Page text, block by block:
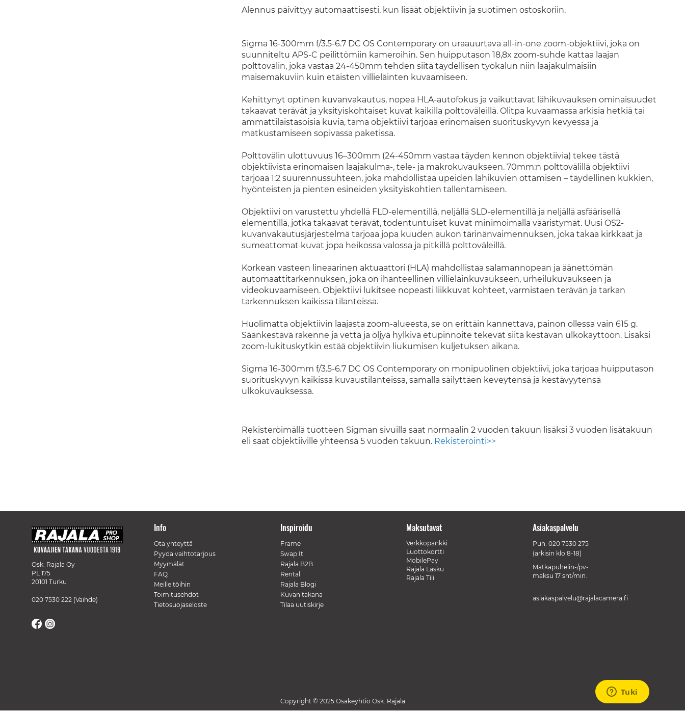
Alennus päivittyy automaattisesti, kun lisäät objektiivin ja suotimen ostoskoriin.
Sigma 16-300mm f/3.5-6.7 DC OS Contemporary on uraauurtava all-in-one zoom-objektiivi, joka on
suunniteltu APS-C peilittömiin kameroihin. Sen huipputason 18,8x zoom-suhde kattaa laajan
polttovälin, joka vastaa 24-450mm tehden siitä täydellisen työkalun niin laajakulmaisiin
maisemakuviin kuin etäisten villieläinten kuvaamiseen.
Kehittynyt optinen kuvanvakautus, nopea HLA-autofokus ja vaikuttavat lähikuvauksen ominaisuudet
takaavat terävät ja yksityiskohtaiset kuvat kaikilla polttoväleillä. Olitpa kuvaamassa arkisia hetkiä tai
ammattilaistasoisia kuvia, tämä objektiivi tarjoaa erinomaisen suorituskyvyn kevyessä ja
matkustamiseen sopivassa paketissa.
Polttovälin ulottuvuus 16–300mm (24-450mm vastaa täyden kennon objektiivia) tekee tästä
objektiivista erinomaisen laajakulma-, tele- ja makrokuvaukseen. 70mm:n polttovälillä objektiivi
tarjoaa 1:2 suurennussuhteen, joka mahdollistaa upeiden lähikuvien ottamisen – täydellinen kukkien,
hyönteisten ja pienten esineiden yksityiskohtien tallentamiseen.
Objektiivi on varustettu yhdellä FLD-elementillä, neljällä SLD-elementillä ja neljällä asfäärisellä
elementillä, jotka takaavat terävät, todentuntuiset kuvat minimoimalla vääristymät. Uusi OS2-
kuvanvakautusjärjestelmä tarjoaa jopa kuuden aukon tärinänvaimennuksen, joka takaa kirkkaat ja
sumeattomat kuvat jopa heikossa valossa ja pitkillä polttoväleillä.
Korkean vasteen lineaarinen aktuaattori (HLA) mahdollistaa salamannopean ja äänettömän
automaattitarkennuksen, joka on ihanteellinen villieläinkuvaukseen, urheilukuvaukseen ja
videokuvaamiseen. Objektiivi lukitsee nopeasti liikkuvat kohteet, varmistaen terävän ja tarkan
tarkennuksen kaikissa tilanteissa.
Huolimatta objektiivin laajasta zoom-alueesta, se on erittäin kannettava, painon ollessa vain 615 g.
Säänkestävä rakenne ja vettä ja öljyä hylkivä etupinnoite tekevät siitä kestävän ulkokäyttöön. Lisäksi
zoom-lukituskytkin estää objektiivin liukumisen kuljetuksen aikana.
Sigma 16-300mm f/3.5-6.7 DC OS Contemporary on monipuolinen objektiivi, joka tarjoaa huipputason
suorituskyvyn kaikissa kuvaustilanteissa, samalla säilyttäen keveytensä ja kestävyytensä
ulkokuvauksessa.
Rekisteröimällä tuotteen Sigman sivuilla saat normaalin 2 vuoden takuun lisäksi 3 vuoden lisätakuun
eli saat objektiiville yhteensä 5 vuoden takuun. Rekisteröinti>>
Osk. Rajala Oy
PL 175
20101 Turku
020 7530 222 (Vaihde)
Info
Ota yhteyttä
Pyydä vaihtotarjous
Myymälät
FAQ
Meille töihin
Toimitusehdot
Tietosuojaseloste
Inspiroidu
Frame
Swap It
Rajala B2B
Rental
Rajala Blogi
Kuvan takana
Tilaa uutiskirje
Maksutavat
Verkkopankki
Luottokortti
MobilePay
Rajala Lasku
Rajala Tili
Asiakaspalvelu
Puh. 020 7530 275
(arkisin klo 8-18)
Matkapuhelin-/pv-
maksu 17 snt/min.
asiakaspalvelu@rajalacamera.fi
Copyright © 2025 Osakeyhtiö Osk. Rajala